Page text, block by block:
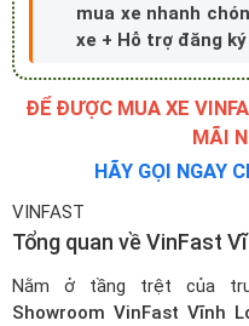
mua xe nhanh
xe + Hỗ trợ đăng
ĐỂ ĐƯỢC MUA XE
MÃI
HÃY GỌI NGAY
VINFAST
Tổng quan về VinFast
Nằm ở tầng trệt của
Showroom VinFast Vĩnh